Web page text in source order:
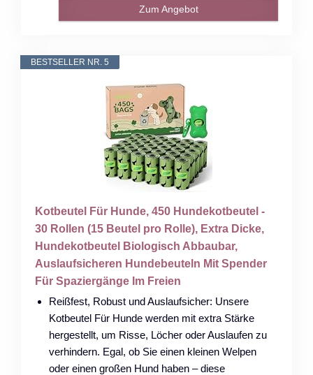
Zum Angebot
BESTSELLER NR. 5
Kotbeutel Für Hunde, 450 Hundekotbeutel -
30 Rollen (15 Beutel pro Rolle), Extra Dicke,
Hundekotbeutel Biologisch Abbaubar,
Auslaufsicheren Hundebeuteln Mit Spender
Für Spaziergänge Im Freien
Reißfest, Robust und Auslaufsicher: Unsere
Kotbeutel Für Hunde werden mit extra Stärke
hergestellt, um Risse, Löcher oder Auslaufen zu
verhindern. Egal, ob Sie einen kleinen Welpen
oder einen großen Hund haben – diese